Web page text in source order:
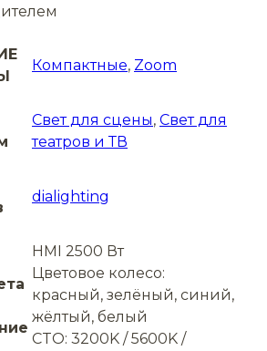
Компактные, Zoom
Свет для сцены, Свет для
театров и ТВ
dialighting
HMI 2500 Вт
Цветовое колесо:
красный, зелёный, синий,
жёлтый, белый
CTO: 3200K / 5600K /